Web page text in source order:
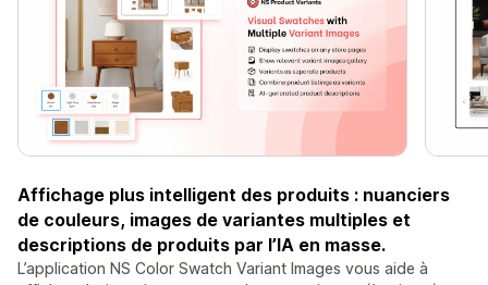
Affichage plus intelligent des produits : nuanciers
de couleurs, images de variantes multiples et
descriptions de produits par l’IA en masse.
L’application NS Color Swatch Variant Images vous aide à